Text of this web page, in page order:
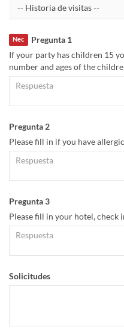
Pregunta 1
Nec
If your party has children 15
number and ages of the
Pregunta 2
Please fill in if you have
Pregunta 3
Please fill in your hotel, check
Solicitudes